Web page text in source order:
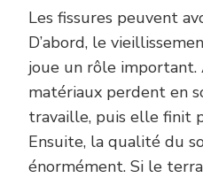
Les fissures peuvent
D’abord, le
joue un rôle important.
matériaux perdent en
travaille, puis elle finit
Ensuite, la qualité du
énormément. Si le